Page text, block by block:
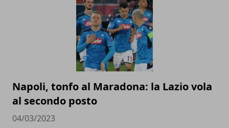
Napoli, tonfo al Maradona: la Lazio vola
al secondo posto
04/03/2023